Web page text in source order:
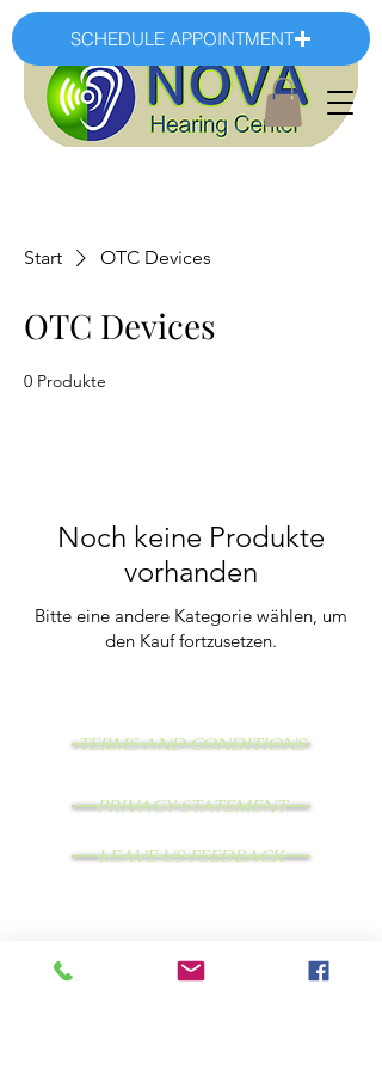
SCHEDULE APPOINTMENT
Start OTC Devices
OTC Devices
0 Produkte
Noch keine Produkte
vorhanden
Bitte eine andere Kategorie wählen, um
den Kauf fortzusetzen.
TERMS AND CONDITIONS
PRIVACY STATEMENT
LEAVE US FEEDBACK